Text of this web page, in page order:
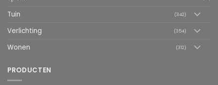
Tuin (342)
Verlichting (354)
Wonen (312)
PRODUCTEN